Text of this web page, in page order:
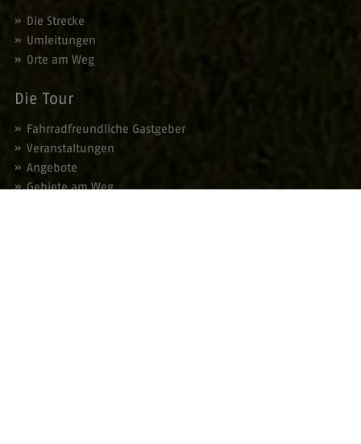
Die Strecke
Umleitungen
Orte am Weg
Die Tour
Fahrradfreundliche Gastgeber
Veranstaltungen
Angebote
Gebiete am Weg